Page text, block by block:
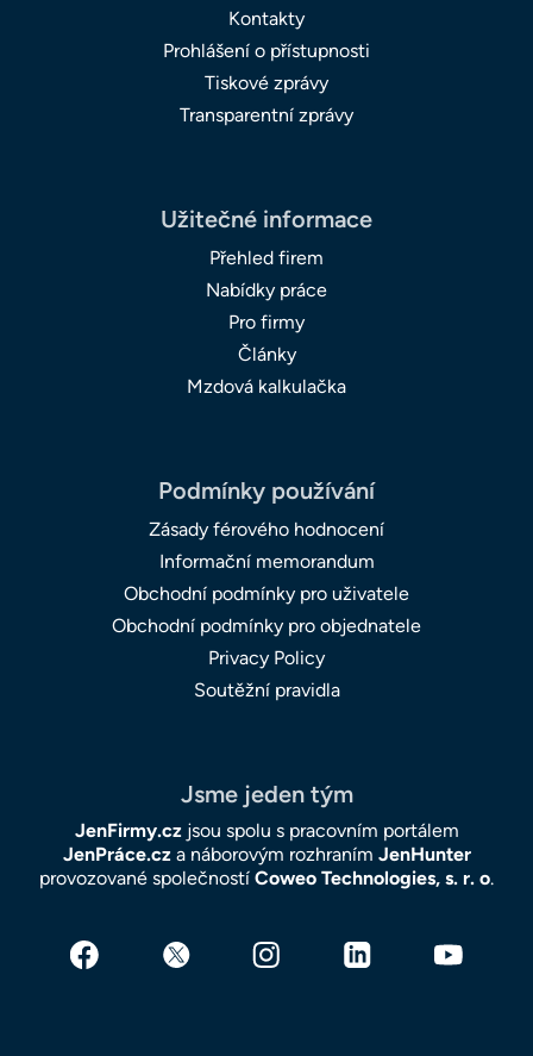
Kontakty
Prohlášení o přístupnosti
Tiskové zprávy
Transparentní zprávy
Užitečné informace
Přehled firem
Nabídky práce
Pro firmy
Články
Mzdová kalkulačka
Podmínky používání
Zásady férového hodnocení
Informační memorandum
Obchodní podmínky pro uživatele
Obchodní podmínky pro objednatele
Privacy Policy
Soutěžní pravidla
Jsme jeden tým
JenFirmy.czjsou spolu s pracovním portálem
JenPráce.cza náborovým rozhraním JenHunter
provozované společností Coweo Technologies, s. r. o.